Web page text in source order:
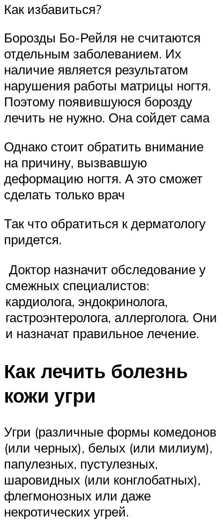
Как избавиться?
Борозды Бо-Рейля не считаются
отдельным заболеванием. Их
наличие является результатом
нарушения работы матрицы ногтя.
Поэтому появившуюся борозду
лечить не нужно. Она сойдет сама
Однако стоит обратить внимание
на причину, вызвавшую
деформацию ногтя. А это сможет
сделать только врач
Так что обратиться к дерматологу
придется.
Доктор назначит обследование у
смежных специалистов:
кардиолога, эндокринолога,
гастроэнтеролога, аллерголога. Они
и назначат правильное лечение.
Как лечить болезнь
кожи угри
Угри (различные формы комедонов
(или черных), белых (или милиум),
папулезных, пустулезных,
шаровидных (или конглобатных),
флегмонозных или даже
некротических угрей.